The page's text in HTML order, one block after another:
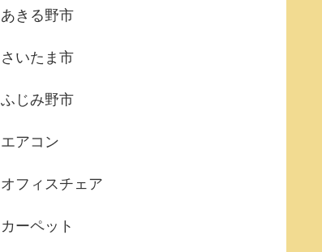
あきる野市
さいたま市
ふじみ野市
エアコン
オフィスチェア
カーペット